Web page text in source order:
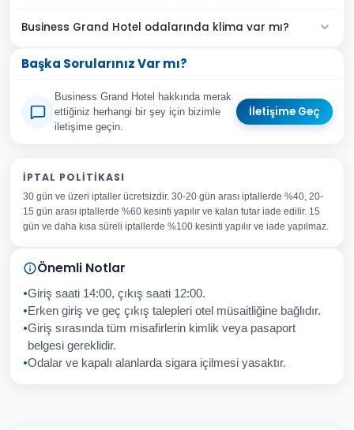
Business Grand Hotel odalarında klima var mı?
Başka Sorularınız Var mı?
Business Grand Hotel hakkında merak
ettiğiniz herhangi bir şey için bizimle
iletişime geçin.
İletişime Geç
Adınız Soyadınız
E-posta Adresiniz
Konu
Sorunuz
İptal Gönder
İPTAL POLITIKASI
30 gün ve üzeri iptaller ücretsizdir. 30-20 gün arası iptallerde %40, 20-
15 gün arası iptallerde %60 kesinti yapılır ve kalan tutar iade edilir. 15
gün ve daha kısa süreli iptallerde %100 kesinti yapılır ve iade yapılmaz.
Önemli Notlar
Giriş saati 14:00, çıkış saati 12:00.
Erken giriş ve geç çıkış talepleri otel müsaitliğine bağlıdır.
Giriş sırasında tüm misafirlerin kimlik veya pasaport
belgesi gereklidir.
Odalar ve kapalı alanlarda sigara içilmesi yasaktır.